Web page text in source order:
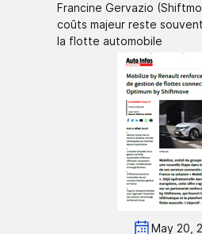
Francine Gervazio
coûts majeur reste
la flotte automobile
May 20,